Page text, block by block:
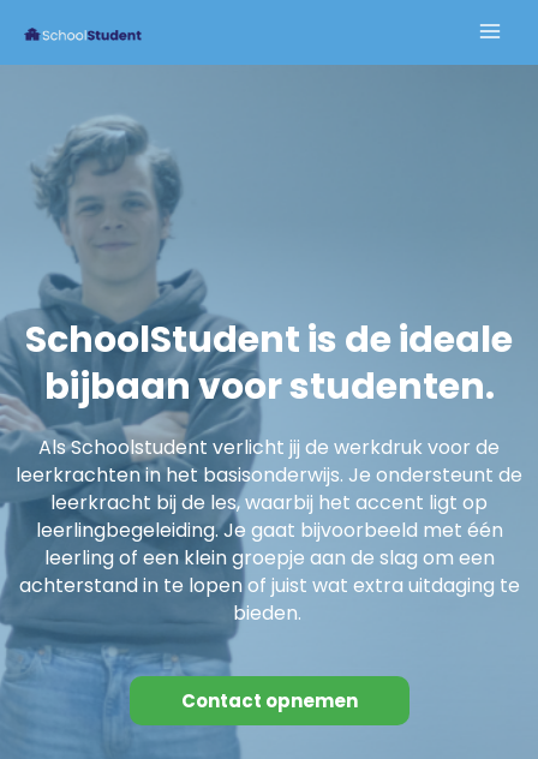
SchoolStudent is de ideale
bijbaan voor studenten.
Als Schoolstudent verlicht jij de werkdruk voor de
leerkrachten in het basisonderwijs. Je ondersteunt de
leerkracht bij de les, waarbij het accent ligt op
leerlingbegeleiding. Je gaat bijvoorbeeld met één
leerling of een klein groepje aan de slag om een
achterstand in te lopen of juist wat extra uitdaging te
bieden.
Contact opnemen